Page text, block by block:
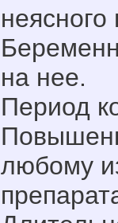
неясного
на нее.
Период
любому